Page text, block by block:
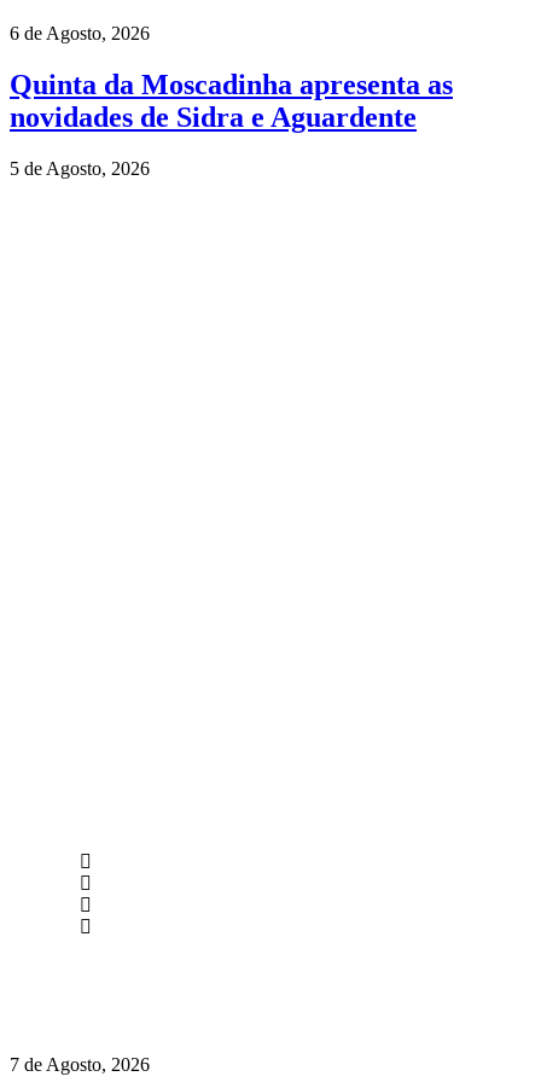
6 de Agosto, 2026
Quinta da Moscadinha apresenta as
novidades de Sidra e Aguardente
5 de Agosto, 2026
7 de Agosto, 2026